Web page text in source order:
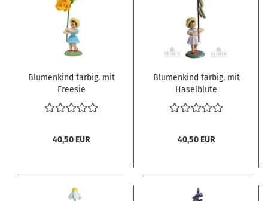
Blumenkind farbig, mit
Freesie
40,50 EUR
Blumenkind farbig, mit
Haselblüte
40,50 EUR